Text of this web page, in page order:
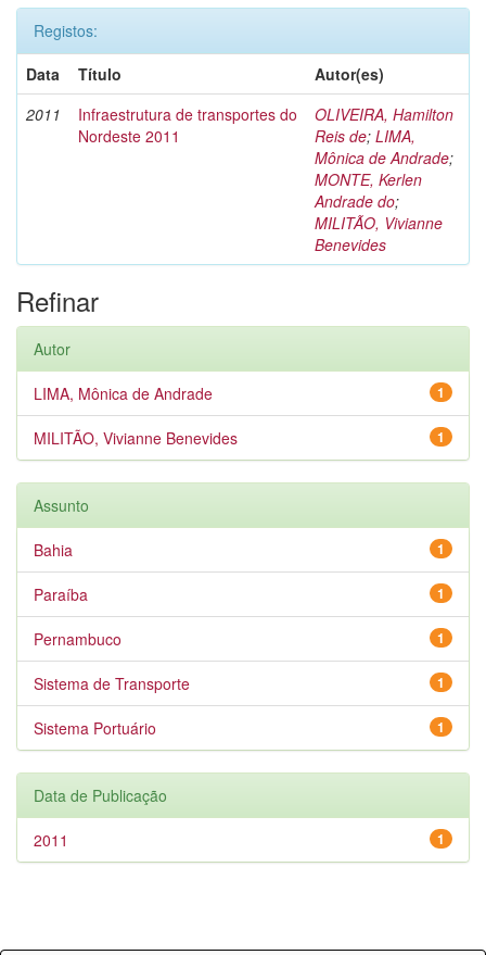
Registos:
Data
Título
Autor(es)
2011
Infraestrutura de transportes do
Nordeste 2011
OLIVEIRA, Hamilton
Reis de; LIMA,
Mônica de Andrade;
MONTE, Kerlen
Andrade do;
MILITÃO, Vivianne
Benevides
Refinar
Autor
1
LIMA, Mônica de Andrade
1
MILITÃO, Vivianne Benevides
Assunto
1
Bahia
1
Paraíba
1
Pernambuco
1
Sistema de Transporte
1
Sistema Portuário
Data de Publicação
1
2011